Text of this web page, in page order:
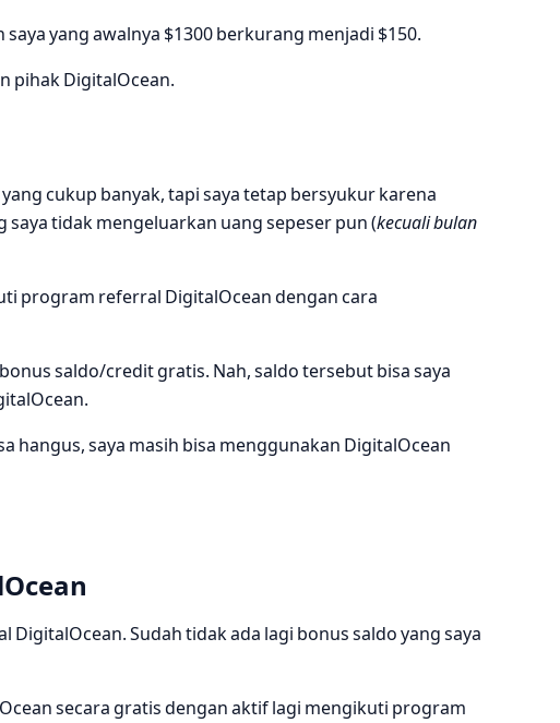
yang awalnya $1300 berkurang menjadi $150.
pihak DigitalOcean.
cukup banyak, tapi saya tetap bersyukur karena
tidak mengeluarkan uang sepeser pun (kecuali bulan
program referral DigitalOcean dengan cara
saldo/credit gratis. Nah, saldo tersebut bisa saya
hangus, saya masih bisa menggunakan DigitalOcean
Sudah tidak ada lagi bonus saldo yang saya
secara gratis dengan aktif lagi mengikuti program